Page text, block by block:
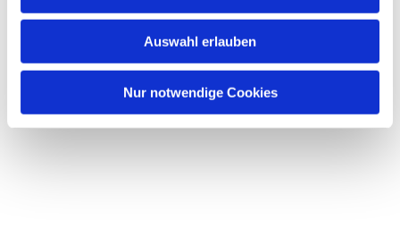
Auswahl erlauben
Nur notwendige Cookies